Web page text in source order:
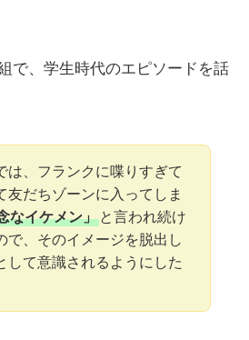
で、学生時代のエピソードを話
は、フランクに喋りすぎて
友だちゾーンに入ってしま
なイケメン」 と言われ続け
で、そのイメージを脱出し
して意識されるようにした